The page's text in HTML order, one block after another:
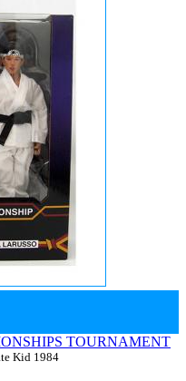
TOURNAMENT
Kid 1984